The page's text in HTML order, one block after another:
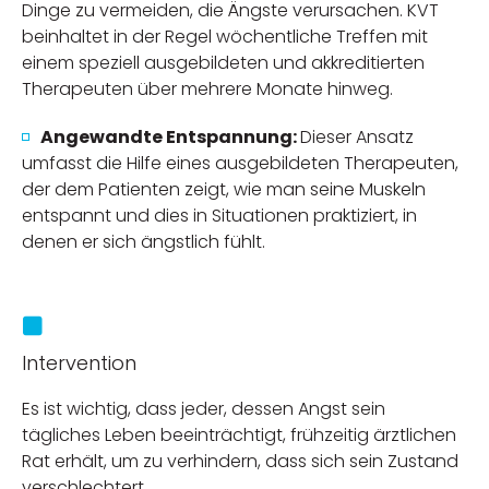
Dinge zu vermeiden, die Ängste verursachen. KVT
beinhaltet in der Regel wöchentliche Treffen mit
einem speziell ausgebildeten und akkreditierten
Therapeuten über mehrere Monate hinweg.
Angewandte Entspannung:Dieser Ansatz
umfasst die Hilfe eines ausgebildeten Therapeuten,
der dem Patienten zeigt, wie man seine Muskeln
entspannt und dies in Situationen praktiziert, in
denen er sich ängstlich fühlt.
Intervention
Es ist wichtig, dass jeder, dessen Angst sein
tägliches Leben beeinträchtigt, frühzeitig ärztlichen
Rat erhält, um zu verhindern, dass sich sein Zustand